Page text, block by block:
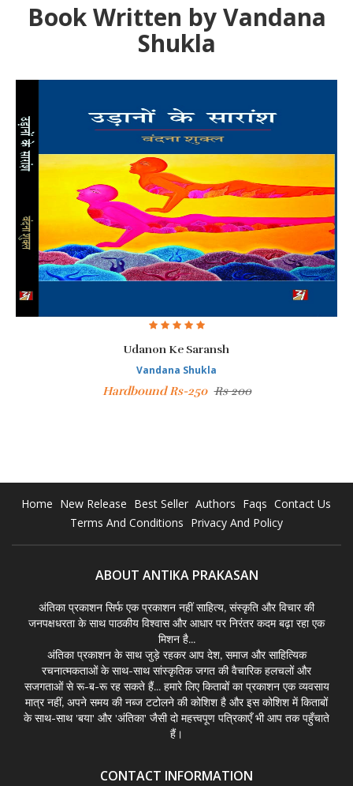
Book Written by Vandana
Shukla
Udanon Ke Saransh
Vandana Shukla
Hardbound Rs-250 Rs 200
Home New Release Best Seller Authors Faqs Contact Us
Terms And Conditions Privacy And Policy
ABOUT ANTIKA PRAKASAN
अंतिका प्रकाशन सिर्फ एक प्रकाशन नहीं साहित्य, संस्कृति और विचार की
जनपक्षधरता के साथ पाठकीय विश्वास और आधार पर निरंतर कदम बढ़ा रहा एक
मिशन है...
अंतिका प्रकाशन के साथ जुड़े रहकर आप देश, समाज और साहित्यिक
रचनात्मकताओं के साथ-साथ सांस्कृतिक जगत की वैचारिक हलचलों और
सजगताओं से रू-ब-रू रह सकते हैं... हमारे लिए किताबों का प्रकाशन एक व्यवसाय
मात्र नहीं, अपने समय की नब्ज टटोलने की कोशिश है और इस कोशिश में किताबों
के साथ-साथ 'बया' और 'अंतिका' जैसी दो महत्त्वपूण पत्रिकाएँ भी आप तक पहुँचाते
हैं।
CONTACT INFORMATION